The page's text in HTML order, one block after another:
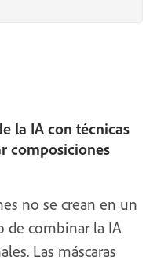
la IA con técnicas
composiciones
no se crean en un
de combinar la IA
Las máscaras